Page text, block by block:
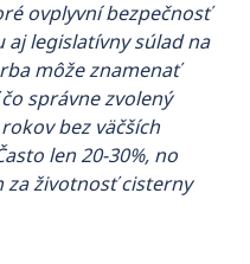
ovplyvní bezpečnosť
aj legislatívny súlad na
môže znamenať
správne zvolený
bez väčších
len 20-30%, no
za životnosť cisterny